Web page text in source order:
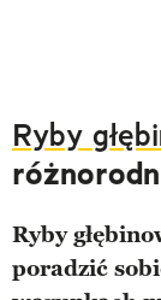
Ryby
Ryby
poradzić